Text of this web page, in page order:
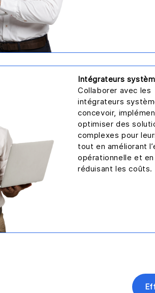
Intégrateurs
Collaborer avec les
intégrateurs
concevoir,
optimiser des
complexes pour
tout en améliorant
opérationnelle et en
réduisant les coûts.